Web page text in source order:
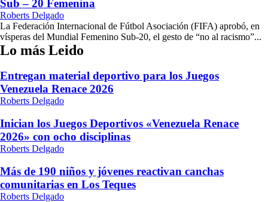
Sub – 20 Femenina
Roberts Delgado
La Federación Internacional de Fútbol Asociación (FIFA) aprobó, en
vísperas del Mundial Femenino Sub-20, el gesto de “no al racismo”...
Lo más Leido
Entregan material deportivo para los Juegos
Venezuela Renace 2026
Roberts Delgado
Inician los Juegos Deportivos «Venezuela Renace
2026» con ocho disciplinas
Roberts Delgado
Más de 190 niños y jóvenes reactivan canchas
comunitarias en Los Teques
Roberts Delgado